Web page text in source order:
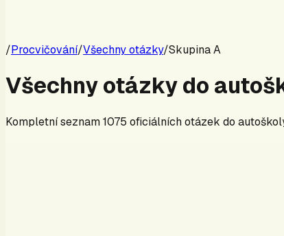
/Procvičování/Všechny otázky/SkupinaA
Všechny otázky do
Kompletní seznam1075 oficiálních otázek do